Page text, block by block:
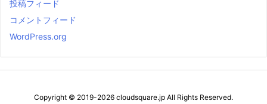
投稿フィード
コメントフィード
WordPress.org
Copyright © 2019-2026 cloudsquare.jp All Rights Reserved.